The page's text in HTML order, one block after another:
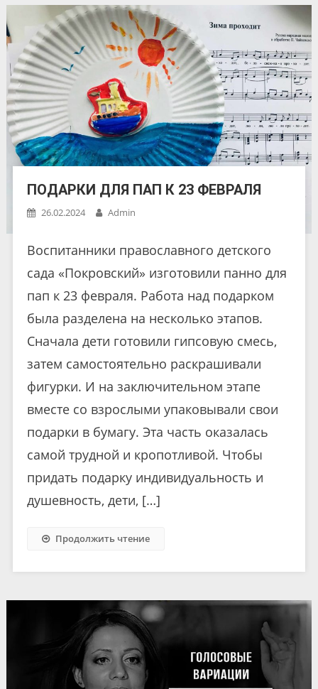
ПОДАРКИ ДЛЯ ПАП К 23 ФЕВРАЛЯ
26.02.2024 Admin
Воспитанники православного детского
сада «Покровский» изготовили панно для
пап к 23 февраля. Работа над подарком
была разделена на несколько этапов.
Сначала дети готовили гипсовую смесь,
затем самостоятельно раскрашивали
фигурки. И на заключительном этапе
вместе со взрослыми упаковывали свои
подарки в бумагу. Эта часть оказалась
самой трудной и кропотливой. Чтобы
придать подарку индивидуальность и
душевность, дети, […]
Продолжить чтение